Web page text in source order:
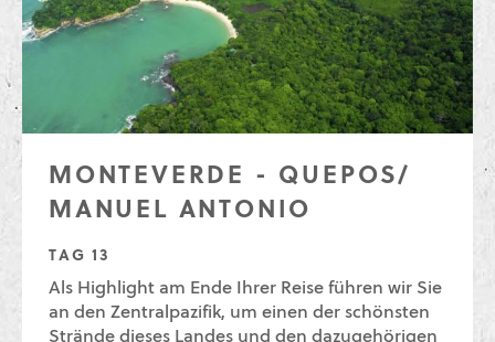
MONTEVERDE - QUEPOS/
MANUEL ANTONIO
TAG 13
Als Highlight am Ende Ihrer Reise führen wir Sie
an den Zentralpazifik, um einen der schönsten
Strände dieses Landes und den dazugehörigen